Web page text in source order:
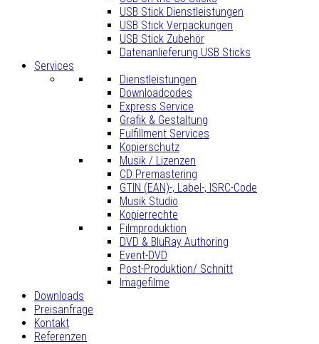
USB Stick Dienstleistungen
USB Stick Verpackungen
USB Stick Zubehör
Datenanlieferung USB Sticks
Services
Dienstleistungen
Downloadcodes
Express Service
Grafik & Gestaltung
Fulfillment Services
Kopierschutz
Musik / Lizenzen
CD Premastering
GTIN (EAN)-, Label-, ISRC-Code
Musik Studio
Kopierrechte
Filmproduktion
DVD & BluRay Authoring
Event-DVD
Post-Produktion/ Schnitt
Imagefilme
Downloads
Preisanfrage
Kontakt
Referenzen